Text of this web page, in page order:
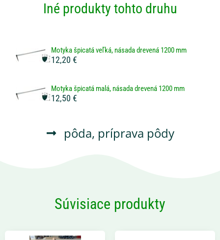
Iné produkty tohto druhu
Motyka špicatá veľká, násada drevená 1200 mm
12,20 €
Motyka špicatá malá, násada drevená 1200 mm
12,50 €
pôda, príprava pôdy
Súvisiace produkty